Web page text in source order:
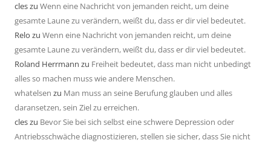
cleszu Wenn eine Nachricht von jemanden reicht, um deine
gesamte Laune zu verändern, weißt du, dass er dir viel bedeutet.
Relo zu Wenn eine Nachricht von jemanden reicht, um deine
gesamte Laune zu verändern, weißt du, dass er dir viel bedeutet.
Roland Herrmann zu Freiheit bedeutet, dass man nicht unbedingt
alles so machen muss wie andere Menschen.
whatelsen zu Man muss an seine Berufung glauben und alles
daransetzen, sein Ziel zu erreichen.
cleszu Bevor Sie bei sich selbst eine schwere Depression oder
Antriebsschwäche diagnostizieren, stellen sie sicher, dass Sie nicht